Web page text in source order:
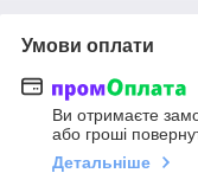
Умови оплати
Ви отримаєте
або гроші
Детальніше